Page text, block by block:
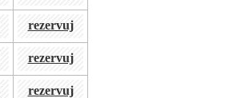
rezervuj
rezervuj
rezervuj